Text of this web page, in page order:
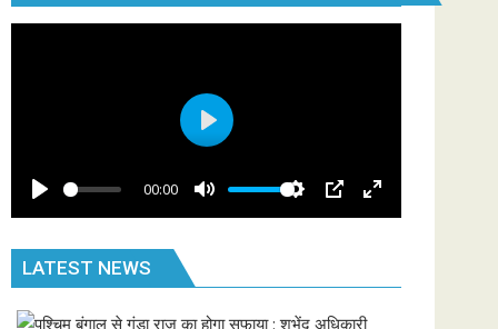
c
n
P
a
00:00
M
S
i
P
E
P
a
LATEST NEWS